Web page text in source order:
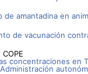
de amantadina en
de vacunación
COPE
concentraciones en